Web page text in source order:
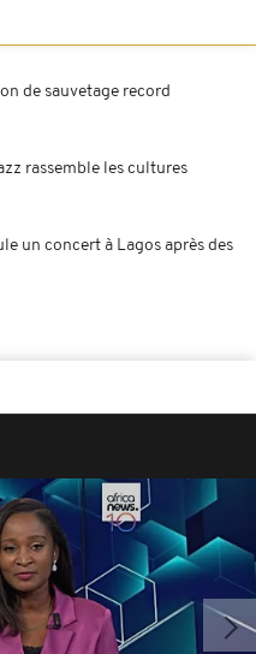
de sauvetage record
rassemble les cultures
un concert à Lagos après des